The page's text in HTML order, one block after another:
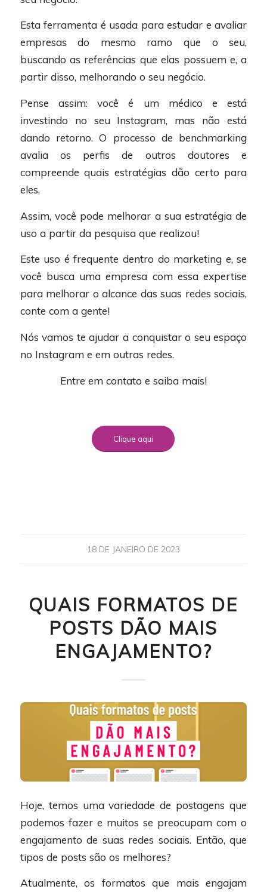
Esta ferramenta é usada para estudar e avaliar
empresas do mesmo ramo que o seu,
buscando as referências que elas possuem e, a
partir disso, melhorando o seu negócio.
Pense assim: você é um médico e está
investindo no seu Instagram, mas não está
dando retorno. O processo de benchmarking
avalia os perfis de outros doutores e
compreende quais estratégias dão certo para
eles.
Assim, você pode melhorar a sua estratégia de
uso a partir da pesquisa que realizou!
Este uso é frequente dentro do marketing e, se
você busca uma empresa com essa expertise
para melhorar o alcance das suas redes sociais,
conte com a gente!
Nós vamos te ajudar a conquistar o seu espaço
no Instagram e em outras redes.
Entre em contato e saiba mais!
Clique aqui
18 DE JANEIRO DE 2023
QUAIS FORMATOS DE
POSTS DÃO MAIS
ENGAJAMENTO?
Hoje, temos uma variedade de postagens que
podemos fazer e muitos se preocupam com o
engajamento de suas redes sociais. Então, que
tipos de posts são os melhores?
Atualmente, os formatos que mais engajam